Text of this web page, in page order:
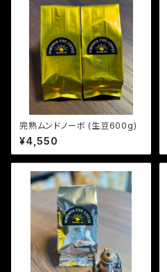
完熟ムンドノーボ (生豆600g)
¥4,550